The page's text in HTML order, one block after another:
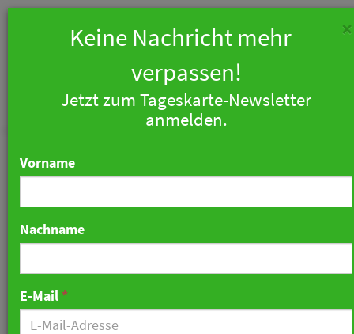
CPH Hotels nennen sich
jetzt auch Collection
Privater Hotels
×
Keine Nachricht mehr
verpassen!
Jetzt zum Tageskarte-Newsletter
anmelden.
Vorname
Nachname
E-Mail *